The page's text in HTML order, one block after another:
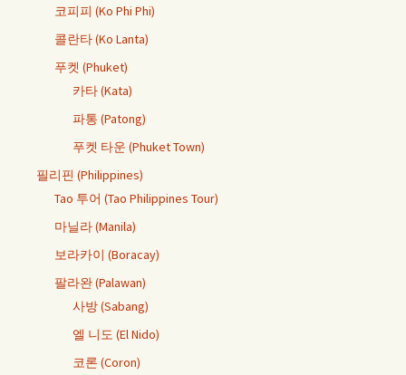
코피피 (Ko Phi Phi)
콜란타 (Ko Lanta)
푸켓 (Phuket)
카타 (Kata)
파통 (Patong)
푸켓 타운 (Phuket Town)
필리핀 (Philippines)
Tao 투어 (Tao Philippines Tour)
마닐라 (Manila)
보라카이 (Boracay)
팔라완 (Palawan)
사방 (Sabang)
엘 니도 (El Nido)
코론 (Coron)